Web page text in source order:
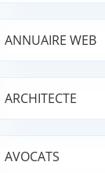
ANNUAIRE WEB
ARCHITECTE
AVOCATS